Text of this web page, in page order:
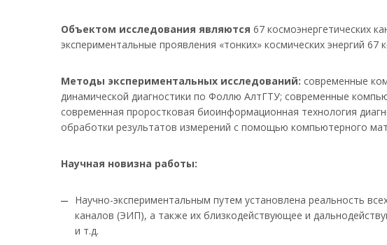
Объектом исследования являются 67 космоэнергетических
экспериментальные проявления «тонких» космических энергий
Методы экспериментальных исследований: современные
динамической диагностики по Фоллю АлтГТУ; современные
современная проростковая биоинформационная технология
обработки результатов измерений с помощью компьютерного
Научная новизна работы:
Научно-экспериментальным путем установлена реальность
каналов (ЭИП), а также их близкодействующее и
и т.д.